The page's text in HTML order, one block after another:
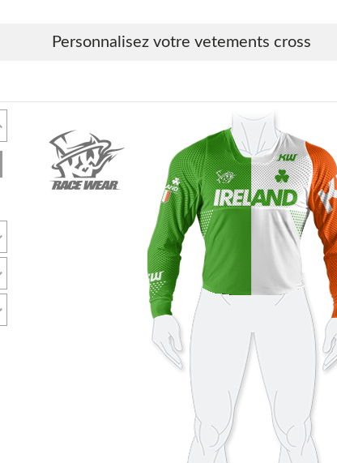
Personnalisez votre vetements cross